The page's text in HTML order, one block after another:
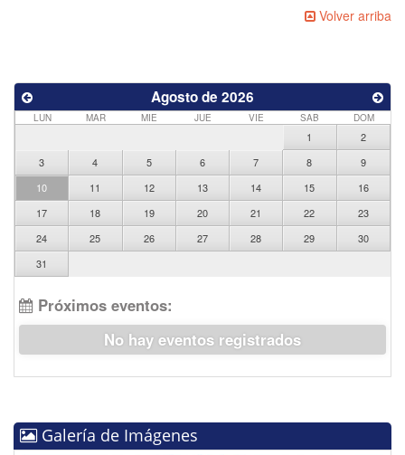
Volver arriba
Agosto de 2026
LUN MAR MIE JUE VIE SAB DOM
1
2
3
4 5 6 7 8
9
10
11 12 13 14 15
16
17
18 19 20 21 22
23
24
25 26 27 28 29
30
31
Próximos eventos:
No hay eventos registrados
Galería de Imágenes